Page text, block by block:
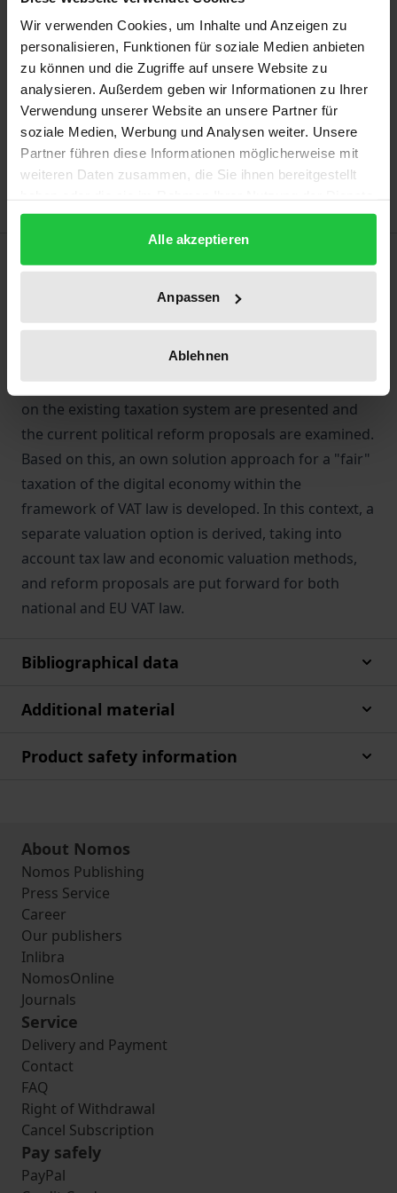
Wir verwenden Cookies, um Inhalte und Anzeigen zu
personalisieren, Funktionen für soziale Medien anbieten
zu können und die Zugriffe auf unsere Website zu
analysieren. Außerdem geben wir Informationen zu Ihrer
Verwendung unserer Website an unsere Partner für
soziale Medien, Werbung und Analysen weiter. Unsere
Partner führen diese Informationen möglicherweise mit
weiteren Daten zusammen, die Sie ihnen bereitgestellt
gesammelt haben.
Alle akzeptieren
Anpassen
Ablehnen
Prices include VAT. Depending on the delivery address, VAT
may vary at checkout.
Add to Cart
Add to Wish List
Delivery cost notice
The work deals with "Paying with data" from a VAT
perspective. Starting from the (tax) legal
classification of artificial intelligence, the effects of
the use of artificial intelligence in business models
on the existing taxation system are presented and
the current political reform proposals are examined.
Based on this, an own solution approach for a "fair"
taxation of the digital economy within the
framework of VAT law is developed. In this context, a
separate valuation option is derived, taking into
account tax law and economic valuation methods,
and reform proposals are put forward for both
national and EU VAT law.
Bibliographical data
Additional material
Product safety information
About Nomos
Nomos Publishing
Press Service
Career
Our publishers
Inlibra
NomosOnline
Journals
Service
Delivery and Payment
Contact
FAQ
Right of Withdrawal
Cancel Subscription
Pay safely
PayPal